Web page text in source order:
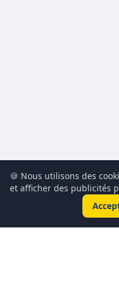
🍪 Nous utilisons des
et afficher des publicités